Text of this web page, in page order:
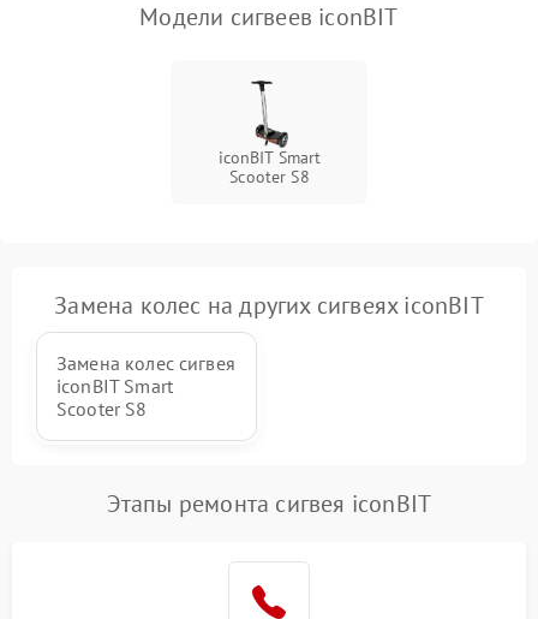
Повреждение внутренних
500 ₽ Подробнее →
Модели сигвеев iconBIT
iconBIT Smart
Scooter S8
Замена колес на других сигвеях iconBIT
Замена колес сигвея
iconBIT Smart
Scooter S8
Этапы ремонта сигвея iconBIT